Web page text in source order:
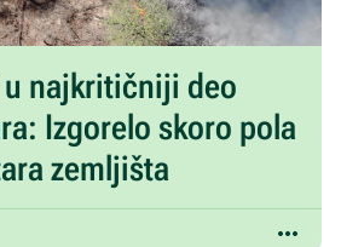
u najkritičniji deo
Izgorelo skoro pola
zemljišta